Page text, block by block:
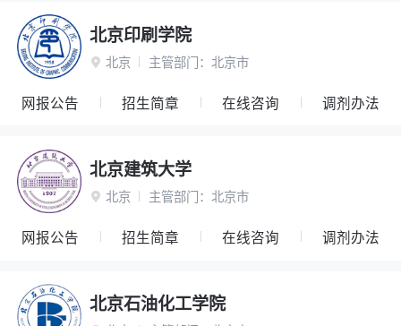
北京印刷学院
 北京 主管部门： 北京市
网报公告 招生简章 在线咨询 调剂办法
北京建筑大学
 北京 主管部门： 北京市
网报公告 招生简章 在线咨询 调剂办法
北京石油化工学院